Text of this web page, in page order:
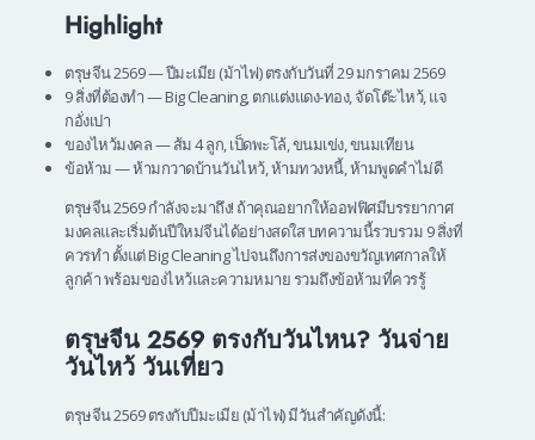
Highlight
ตรุษจีน 2569 — ปีมะเมีย (ม้าไฟ) ตรงกับวันที่ 29 มกราคม 2569
9 สิ่งที่ต้องทำ — Big Cleaning, ตกแต่งแดง-ทอง, จัดโต๊ะไหว้, แจ
กอั่งเปา
ของไหว้มงคล — ส้ม 4 ลูก, เป็ดพะโล้, ขนมเข่ง, ขนมเทียน
ข้อห้าม — ห้ามกวาดบ้านวันไหว้, ห้ามทวงหนี้, ห้ามพูดคำไม่ดี
ตรุษจีน 2569 กำลังจะมาถึง! ถ้าคุณอยากให้ออฟฟิศมีบรรยากาศ
มงคลและเริ่มต้นปีใหม่จีนได้อย่างสดใส บทความนี้รวบรวม 9 สิ่งที่
ควรทำ ตั้งแต่ Big Cleaning ไปจนถึงการส่งของขวัญเทศกาลให้
ลูกค้า พร้อมของไหว้และความหมาย รวมถึงข้อห้ามที่ควรรู้
ตรุษจีน 2569 ตรงกับวันไหน? วันจ่าย
วันไหว้ วันเที่ยว
ตรุษจีน 2569 ตรงกับปีมะเมีย (ม้าไฟ) มีวันสำคัญดังนี้: